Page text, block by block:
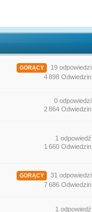
GORĄCY
19 odpowiedzi
4 898 Odwiedzin
0 odpowiedzi
2 864 Odwiedzin
1 odpowiedź
1 660 Odwiedzin
GORĄCY
31 odpowiedzi
7 686 Odwiedzin
1 odpowiedź